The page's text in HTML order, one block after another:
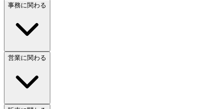
事務に関わる
営業に関わる